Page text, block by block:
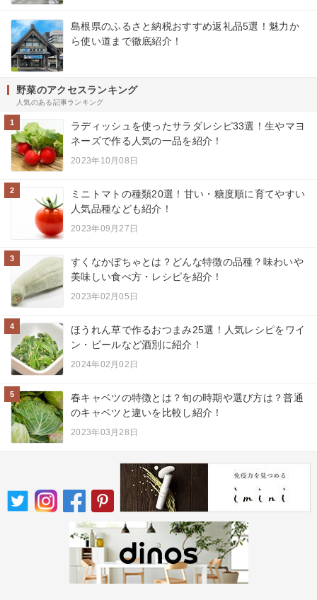
島根県のふるさと納税おすすめ返礼品5選！魅力か
ら使い道まで徹底紹介！
野菜のアクセスランキング
人気のある記事ランキング
1
ラディッシュを使ったサラダレシピ33選！生やマヨ
ネーズで作る人気の一品を紹介！
2023年10月08日
2
ミニトマトの種類20選！甘い・糖度順に育てやすい
人気品種なども紹介！
2023年09月27日
3
すくなかぼちゃとは？どんな特徴の品種？味わいや
美味しい食べ方・レシピを紹介！
2023年02月05日
4
ほうれん草で作るおつまみ25選！人気レシピをワイ
ン・ビールなど酒別に紹介！
2024年02月02日
5
春キャベツの特徴とは？旬の時期や選び方は？普通
のキャベツと違いを比較し紹介！
2023年03月28日